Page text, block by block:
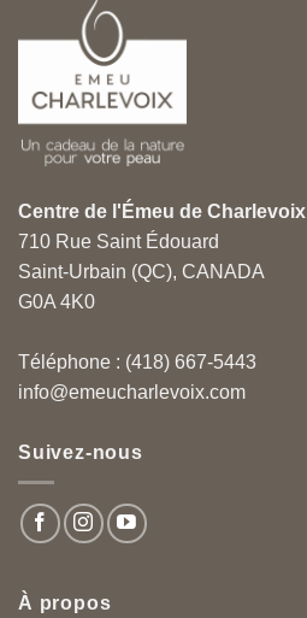
Centre de l'Émeu de Charlevoix
710 Rue Saint Édouard
Saint-Urbain (QC), CANADA
G0A 4K0
Téléphone : (418) 667-5443
info@emeucharlevoix.com
Suivez-nous
À propos